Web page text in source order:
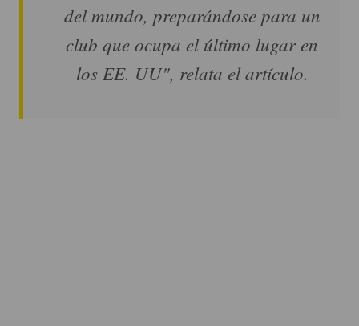
del mundo, preparándose para un
club que ocupa el último lugar en
los EE. UU", relata el artículo.